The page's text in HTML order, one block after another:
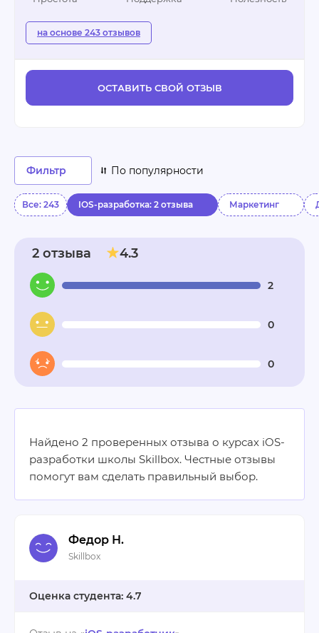
Найдено 2 проверенных отзыва о курсах iOS-
разработки школы Skillbox. Честные отзывы
помогут вам сделать правильный выбор.
Федор Н.
Skillbox
4.7
на основе 243 отзывов
ОСТАВИТЬ СВОЙ ОТЗЫВ
Фильтр По популярности
Все: 243 IOS-разработка: 2 отзыва Маркетинг
2 отзыва 4.3
2
0
0